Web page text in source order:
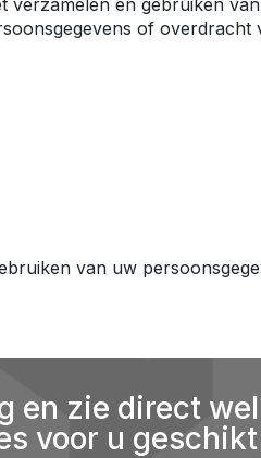
en gebruiken
of
van uw
en zie direct
voor u